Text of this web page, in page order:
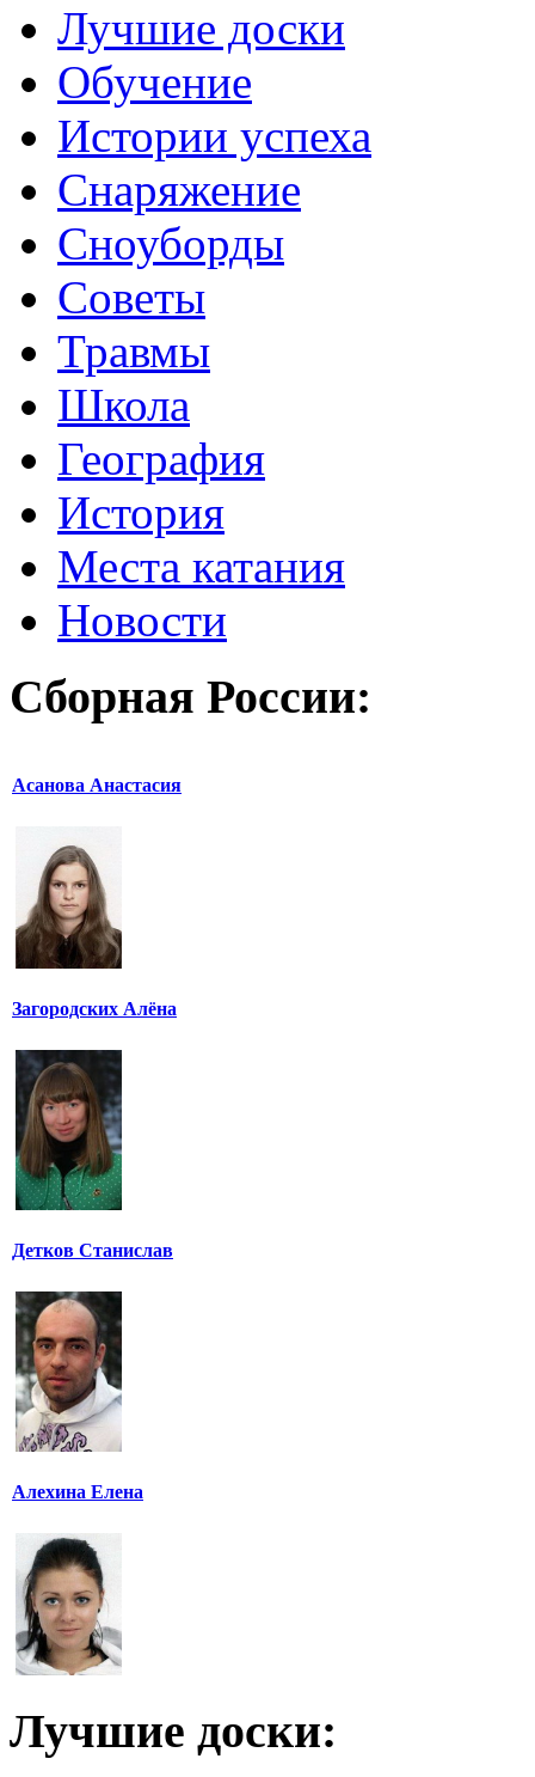
Лучшие доски
Обучение
Истории успеха
Снаряжение
Сноуборды
Советы
Травмы
Школа
География
История
Места катания
Новости
Сборная России:
Асанова Анастасия
Загородских Алёна
Детков Станислав
Алехина Елена
Лучшие доски: